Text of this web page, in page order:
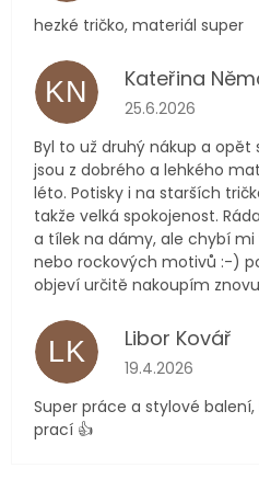
hezké tričko, materiál super
KN Kateřina
Hodnocení
25.6.2026
Byl to už druhý nákup a opět
jsou z dobrého a lehkého
léto. Potisky i na starších
takže velká spokojenost.
a tílek na dámy, ale chybí
nebo rockových motivů :-)
objeví určitě nakoupím
LK Libor Kovář
Hodnocení
19.4.2026
Super práce a stylové
prací 👍